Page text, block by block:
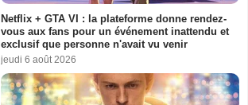
Netflix + GTA VI : la plateforme donne rendez-
vous aux fans pour un événement inattendu et
exclusif que personne n'avait vu venir
jeudi 6 août 2026